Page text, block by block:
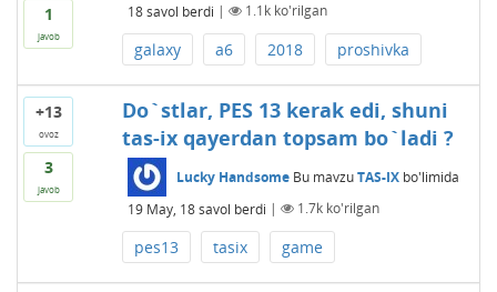
1
javob
18 savol berdi | 1.1kko'rilgan
galaxy a6 2018 proshivka
+13
ovoz
3
javob
Do`stlar, PES 13 kerak edi, shuni
tas-ix qayerdan topsam bo`ladi ?
Lucky Handsome Bu mavzuTAS-IXbo'limida
19 May, 18 savol berdi | 1.7kko'rilgan
pes13 tasix game